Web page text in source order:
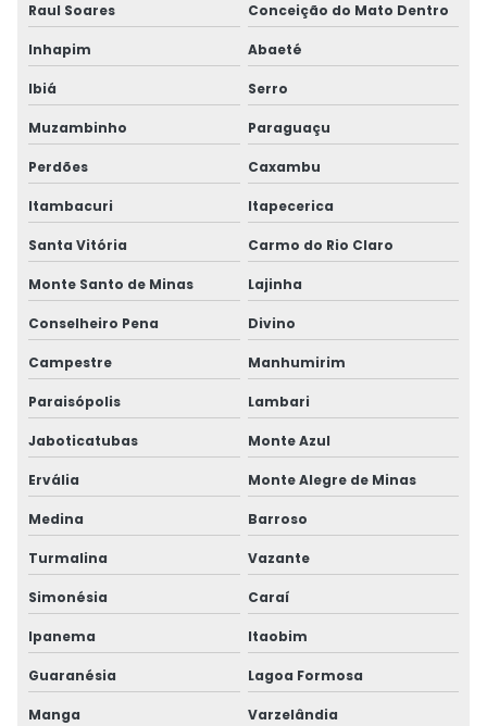
Raul Soares Conceição do Mato Dentro
Inhapim Abaeté
Ibiá Serro
Muzambinho Paraguaçu
Perdões Caxambu
Itambacuri Itapecerica
Santa Vitória Carmo do Rio Claro
Monte Santo de Minas Lajinha
Conselheiro Pena Divino
Campestre Manhumirim
Paraisópolis Lambari
Jaboticatubas Monte Azul
Ervália Monte Alegre de Minas
Medina Barroso
Turmalina Vazante
Simonésia Caraí
Ipanema Itaobim
Guaranésia Lagoa Formosa
Manga Varzelândia